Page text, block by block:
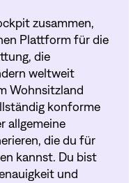
zusammen,
Plattform für die
die
weltweit
Wohnsitzland
konforme
allgemeine
die du für
kannst. Du bist
und